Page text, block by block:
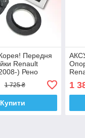
Передня
Renault
) Рено
SM1546 ,
,
1 725 ₴
Купити
1